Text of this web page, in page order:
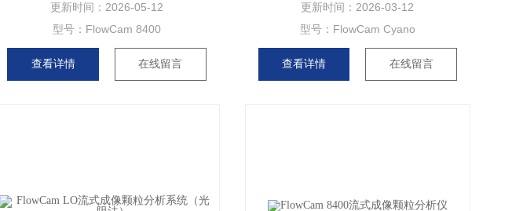
更新时间： 2026-05-12
型号： FlowCam 8400
查看详情 在线留言
更新时间： 2026-03-12
型号： FlowCam Cyano
查看详情 在线留言